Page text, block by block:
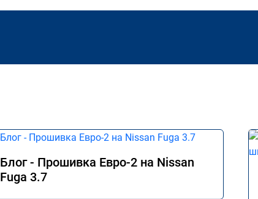
Блог - Прошивка Евро-2 на Nissan
Fuga 3.7